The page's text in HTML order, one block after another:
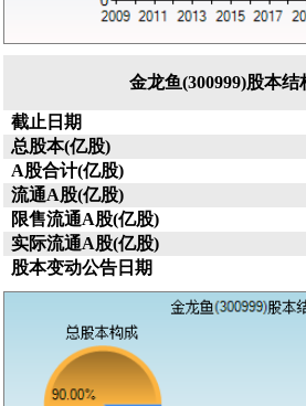
金龙鱼(300999)股本结
截止日期
总股本(亿股)
A股合计(亿股)
流通A股(亿股)
限售流通A股(亿股)
实际流通A股(亿股)
股本变动公告日期